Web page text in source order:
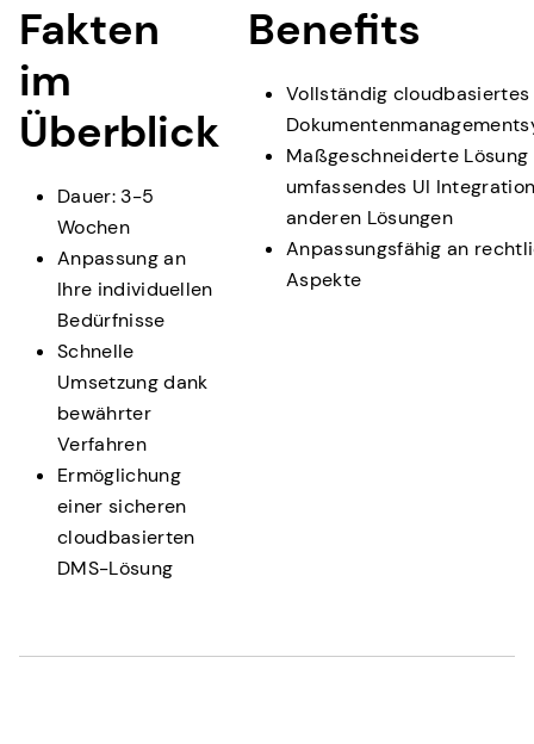
Fakten
im
Überblick
Dauer: 3-5
Wochen
Anpassung an
Ihre individuellen
Bedürfnisse
Schnelle
Umsetzung dank
bewährter
Verfahren
Ermöglichung
einer sicheren
cloudbasierten
DMS-Lösung
Benefits
Vollständig cloudbasiertes
Maßgeschneiderte Lösung
umfassendes UI
anderen Lösungen
Anpassungsfähig an
Aspekte